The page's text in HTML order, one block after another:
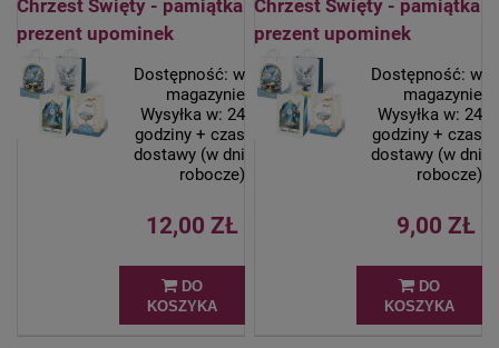
Chrzest Święty - pamiątka
prezent upominek
Dostępność: w
magazynie
Wysyłka w: 24
godziny + czas
dostawy (w dni
robocze)
12,00 ZŁ
DO
KOSZYKA
Chrzest Święty - pamiątka
prezent upominek
Dostępność: w
magazynie
Wysyłka w: 24
godziny + czas
dostawy (w dni
robocze)
9,00 ZŁ
DO
KOSZYKA